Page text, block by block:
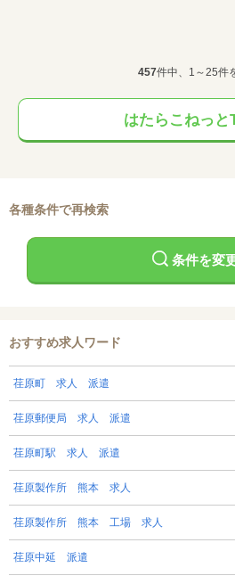
457件中、1～25件
はたらこねっと
各種条件で再検索
条件を変
おすすめ求人ワード
荏原町 求人 派遣
荏原郵便局 求人 派遣
荏原町駅 求人 派遣
荏原製作所 熊本 求人
荏原製作所 熊本 工場 求人
荏原中延 派遣